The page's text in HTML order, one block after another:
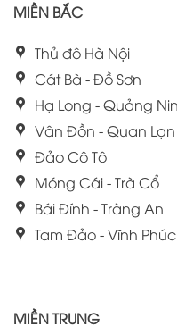
MIỀN BẮC
Thủ đô Hà Nội
Cát Bà - Đồ Sơn
Hạ Long - Quảng
Vân Đồn - Quan Lạn
Đảo Cô Tô
Móng Cái - Trà Cổ
Bái Đính - Tràng An
Tam Đảo - Vĩnh Phúc
MIỀN TRUNG